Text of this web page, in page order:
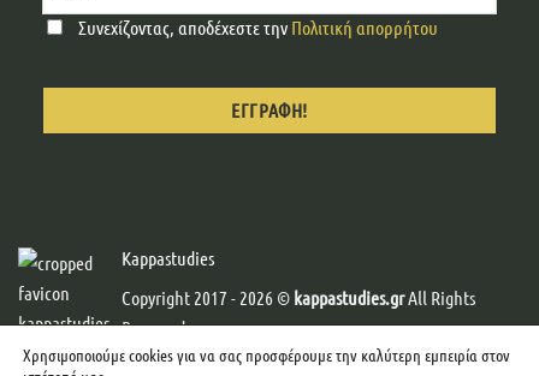
Συνεχίζοντας, αποδέχεστε την Πολιτική απορρήτου
Kappastudies
Copyright 2017 - 2026 © kappastudies.grAll Rights
Reserved.
Developed & Designed byWeb-Creator-Graphics by
Χρησιμοποιούμε cookies για να σας προσφέρουμε την καλύτερη εμπειρία στον